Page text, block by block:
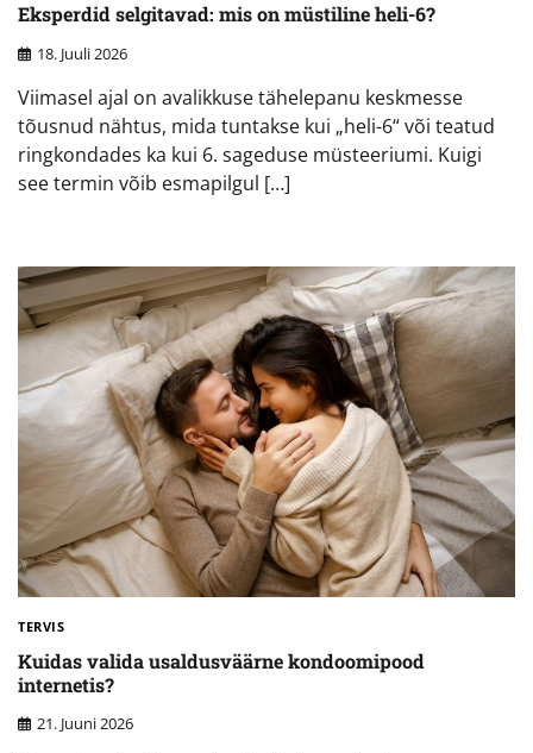
Eksperdid selgitavad: mis on müstiline heli-6?
18. Juuli 2026
Viimasel ajal on avalikkuse tähelepanu keskmesse
tõusnud nähtus, mida tuntakse kui „heli-6“ või teatud
ringkondades ka kui 6. sageduse müsteeriumi. Kuigi
see termin võib esmapilgul […]
TERVIS
Kuidas valida usaldusväärne kondoomipood
internetis?
21. Juuni 2026